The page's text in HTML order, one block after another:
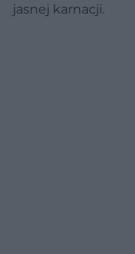
jasnej karnacji.